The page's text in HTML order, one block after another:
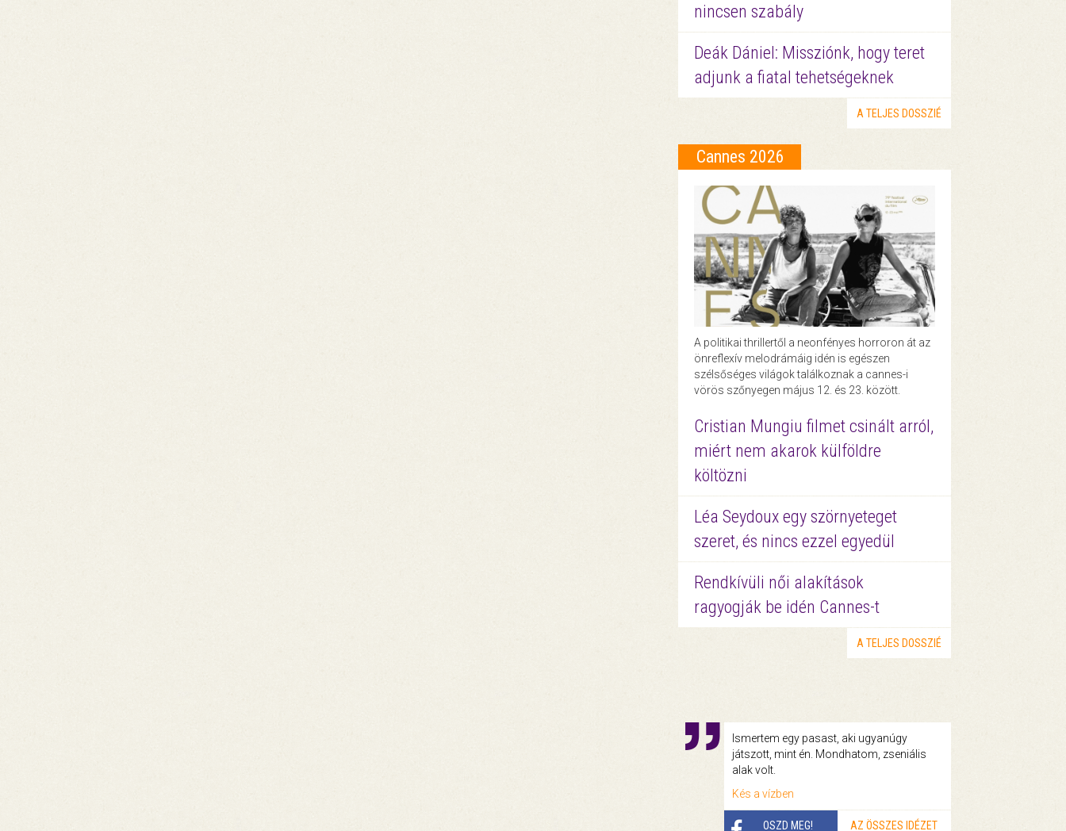
nincsen szabály
Deák Dániel: Missziónk, hogy teret
adjunk a fiatal tehetségeknek
A TELJES DOSSZIÉ
Cannes 2026
A politikai thrillertől a neonfényes horroron át az
önreflexív melodrámáig idén is egészen
szélsőséges világok találkoznak a cannes-i
vörös szőnyegen május 12. és 23. között.
Cristian Mungiu filmet csinált arról,
miért nem akarok külföldre
költözni
Léa Seydoux egy szörnyeteget
szeret, és nincs ezzel egyedül
Rendkívüli női alakítások
ragyogják be idén Cannes-t
A TELJES DOSSZIÉ
Ismertem egy pasast, aki ugyanúgy
játszott, mint én. Mondhatom, zseniális
alak volt.
Kés a vízben
OSZD MEG! AZ ÖSSZES IDÉZET